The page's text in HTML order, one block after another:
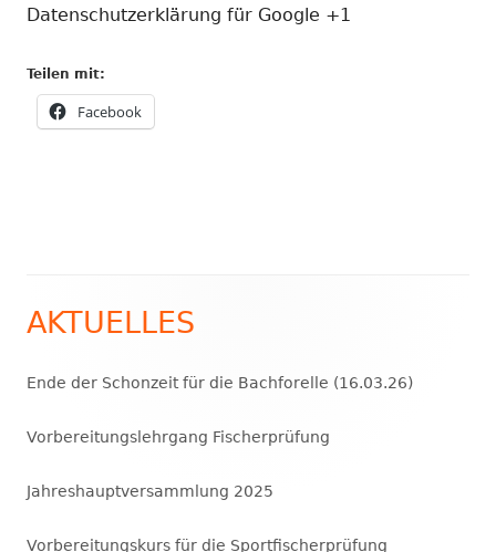
Datenschutzerklärung für Google +1
Teilen mit:
Facebook
Haupt-
Seitenleiste
AKTUELLES
Ende der Schonzeit für die Bachforelle (16.03.26)
Vorbereitungslehrgang Fischerprüfung
Jahreshauptversammlung 2025
Vorbereitungskurs für die Sportfischerprüfung